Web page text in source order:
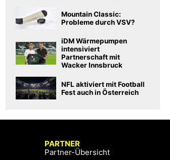
Mountain Classic:
Probleme durch VSV?
iDM Wärmepumpen
intensiviert
Partnerschaft mit
Wacker Innsbruck
NFL aktiviert mit Football
Fest auch in Österreich
PARTNER
Partner-Übersicht